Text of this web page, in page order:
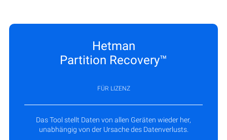
Hetman
Partition Recovery™
FÜR LIZENZ
Das Tool stellt Daten von allen Geräten wieder her,
unabhängig von der Ursache des Datenverlusts.